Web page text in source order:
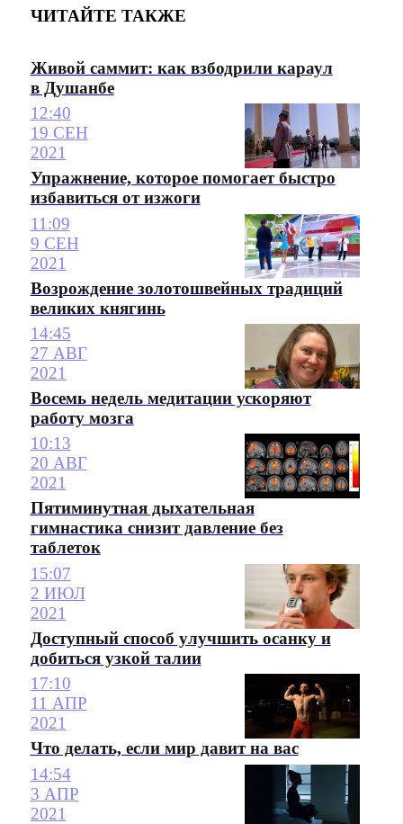
ЧИТАЙТЕ ТАКЖЕ
Живой саммит: как взбодрили караул
в Душанбе
12:40
19 СЕН
2021
Упражнение, которое помогает быстро
избавиться от изжоги
11:09
9 СЕН
2021
Возрождение золотошвейных традиций
великих княгинь
14:45
27 АВГ
2021
Восемь недель медитации ускоряют
работу мозга
10:13
20 АВГ
2021
Пятиминутная дыхательная
гимнастика снизит давление без
таблеток
15:07
2 ИЮЛ
2021
Доступный способ улучшить осанку и
добиться узкой талии
17:10
11 АПР
2021
Что делать, если мир давит на вас
14:54
3 АПР
2021